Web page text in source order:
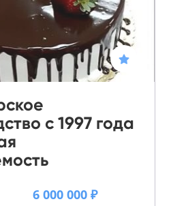
с 1997 года
6 000 000 ₽